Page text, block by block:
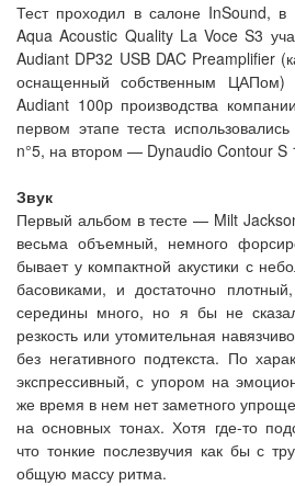
Тест проходил в салоне InSound, в
Aqua Acoustic Quality La Voce S3
Audiant DP32 USB DAC Preamplifier
оснащенный собственным ЦАПом)
Audiant 100p производства
первом этапе теста
n°5, на втором — Dynaudio Contour S
Звук
Первый альбом в тесте — Milt
весьма объемный, немного
бывает у компактной акустики с
басовиками, и достаточно
середины много, но я бы не
резкость или утомительная
без негативного подтекста. По
экспрессивный, с упором на
же время в нем нет заметного
на основных тонах. Хотя где-то
что тонкие послезвучия как бы с
общую массу ритма.